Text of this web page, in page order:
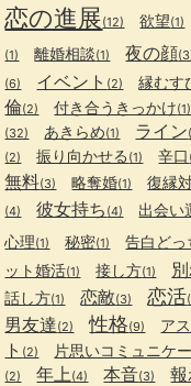
恋の進展(12) 欲望(1)
(1) 離婚相談(1) 夜の顔
(6) イベント (2) 縁むす
倫(2) 付き合うきっかけ(1)
(32) あきらめ(1) ライン
(2) 振り向かせる (1) 辛口
無料(3) 略奪婚(1) 復縁
(4) 彼女持ち (4) 出会い
心理(1) 秘密(1) 告白どっ
ット婚活(1) 接し方(1)
話し方(1) 恋敵(3) 恋活
男友達(2) 性格(9) ア
ト (2) 片思いコミュニケ
(2) 年上 (4) 本音(3)